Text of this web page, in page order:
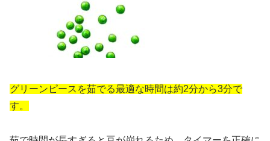
グリーンピースを茹でる最適な時間は約2分から3分で
す。